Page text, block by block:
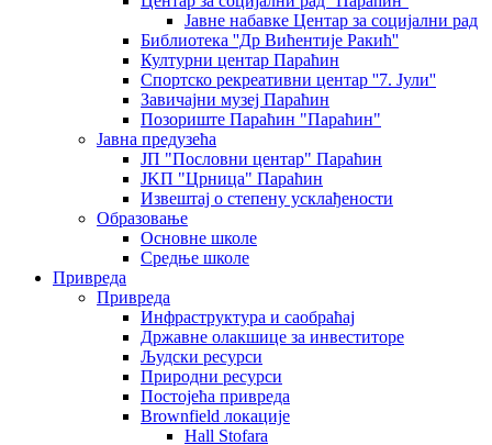
Јавне набавке Центар за социјални рад
Библиотека ''Др Вићентије Ракић''
Културни центар Параћин
Спортско рекреативни центар ''7. Јули''
Завичајни музеј Параћин
Позориште Параћин "Параћин"
Јавна предузећа
ЈП "Пословни центар" Параћин
ЈKП "Црница" Параћин
Извештај о степену усклађености
Образовање
Основне школе
Средње школе
Привреда
Привреда
Инфраструктура и саобраћај
Државне олакшице за инвеститоре
Људски ресурси
Природни ресурси
Постојећа привреда
Brownfield локације
Hall Stofara